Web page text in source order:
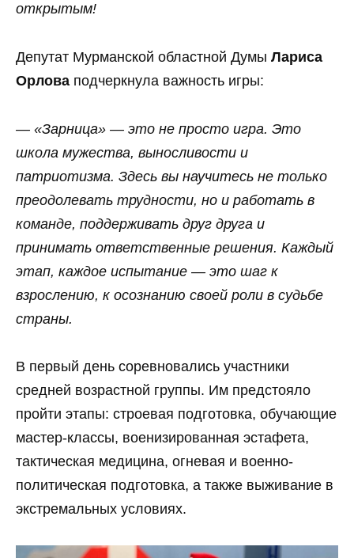
открытым!
Депутат Мурманской областной Думы Лариса
Орлова подчеркнула важность игры:
— «Зарница» — это не просто игра. Это
школа мужества, выносливости и
патриотизма. Здесь вы научитесь не только
преодолевать трудности, но и работать в
команде, поддерживать друг друга и
принимать ответственные решения. Каждый
этап, каждое испытание — это шаг к
взрослению, к осознанию своей роли в судьбе
страны.
В первый день соревновались участники
средней возрастной группы. Им предстояло
пройти этапы: строевая подготовка, обучающие
мастер-классы, военизированная эстафета,
тактическая медицина, огневая и военно-
политическая подготовка, а также выживание в
экстремальных условиях.